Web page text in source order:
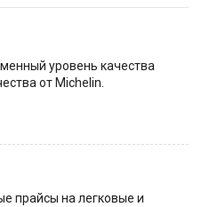
уровень качества
от Michelin.
прайсы на легковые и